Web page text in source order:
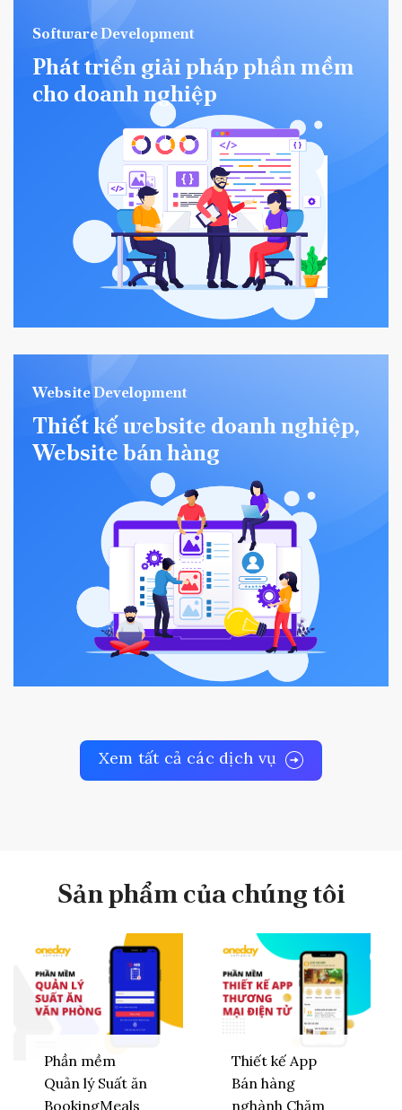
Software Development
Phát triển giải pháp phần mềm
cho doanh nghiệp
Website Development
Thiết kế website doanh nghiệp,
Website bán hàng
Xem tất cả các dịch vụ
Sản phẩm của chúng tôi
Phần mềm
Quản lý Suất ăn
BookingMeals
Thiết kế App
Bán hàng
nghành Chăm